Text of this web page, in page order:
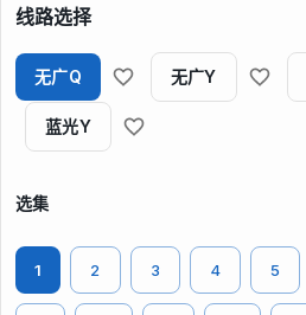
线路选择
无广Q 无广Y
蓝光Y
选集
1 2 3 4 5